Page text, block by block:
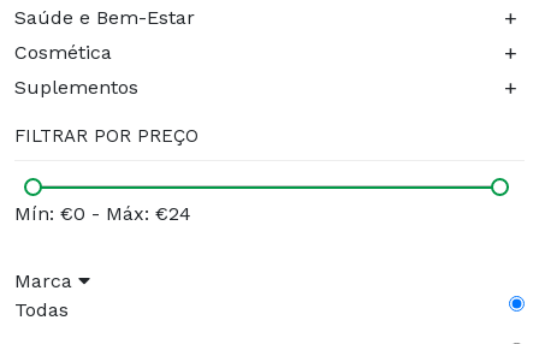
Saúde e Bem-Estar +
Cosmética +
Suplementos +
FILTRAR POR PREÇO
Mín: €0 - Máx: €24
Marca
Todas